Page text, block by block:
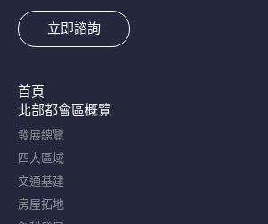
立即諮詢
首頁
北部都會區概覽​
發展總覽
四大區域
交通基建
房屋拓地